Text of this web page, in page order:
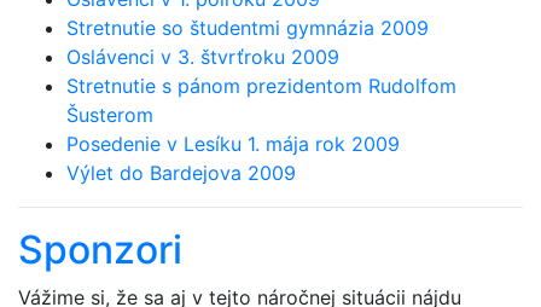
Stretnutie so študentmi gymnázia 2009
Oslávenci v 3. štvrťroku 2009
Stretnutie s pánom prezidentom Rudolfom
Šusterom
Posedenie v Lesíku 1. mája rok 2009
Výlet do Bardejova 2009
Sponzori
Vážime si, že sa aj v tejto náročnej situácii nájdu